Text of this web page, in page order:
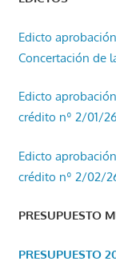
Edicto
Concertación de
Edicto
crédito nº 2/01/26
Edicto
crédito nº 2/02/
PRESUPUESTO
PRESUPUESTO